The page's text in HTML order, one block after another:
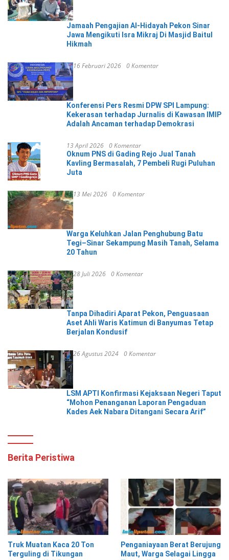
Jamaah Pengajian Al-Hidayah Pekon Sinar
Jawa Mengikuti Isra Mikraj Di Masjid Baitul
Hikmah
16 Februari 2026 0 Komentar
Konferensi Pers Resmi DPW SPI Lampung:
Kekerasan terhadap Jurnalis di Kawasan IMIP
Adalah Ancaman terhadap Demokrasi
13 April 2026 0 Komentar
Oknum PNS di Gading Rejo Jual Tanah
Kavling Bermasalah, 7 Pembeli Rugi Puluhan
Juta
13 Mei 2026 0 Komentar
Warga Keluhkan Jalan Penghubung Batu
Tegi–Sinar Sekampung Masih Tanah, Selama
20 Tahun
28 Juli 2026 0 Komentar
Tanpa Dihadiri Aparat Pekon, Penguasaan
Aset Ahli Waris Katimun di Banyumas Tetap
Berjalan Kondusif
26 Agustus 2024 0 Komentar
LSM APTI Konfirmasi Kejaksaan Negeri Taput
“Mohon Penanganan Laporan Pengaduan
Kades Aek Nabara Ditangani Secara Arif”
Berita Peristiwa
Truk Muatan Kaca 20 Ton
Terguling di Tikungan
Penganiayaan Berat Berujung
Maut, Warga Selagai Lingga